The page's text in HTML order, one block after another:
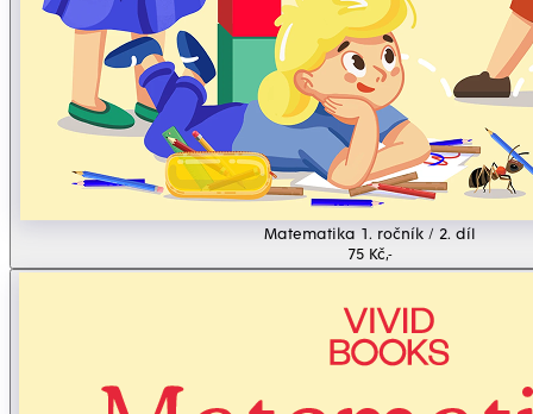
Matematika 1. ročník / 2. díl
75 Kč,-